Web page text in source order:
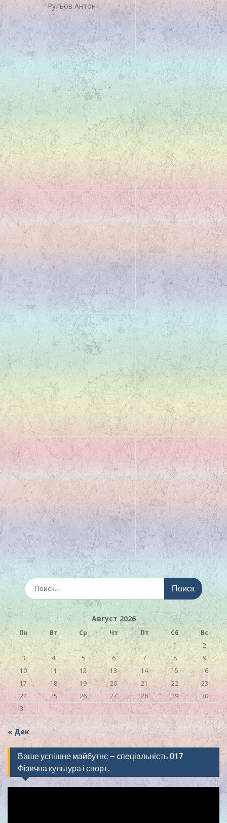
Рульов Антон
Искать:
Август 2026
Пн Вт Ср Чт Пт Сб
Вс
1
2
3
4 5 6 7 8
9
10
11 12 13 14 15
16
17
18 19 20 21 22
23
24
25 26 27 28 29
30
31
« Дек
Ваше успішне майбутнє – cпеціальність 017
Фізична культура і спорт.